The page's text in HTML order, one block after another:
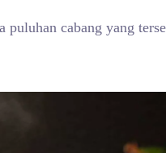
cabang yang